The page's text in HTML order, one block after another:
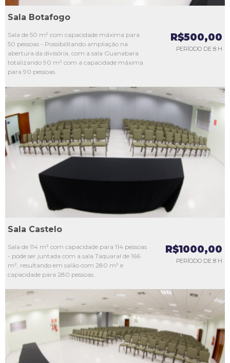
Sala Botafogo
Sala de 50 m² com capacidade máxima para
50 pessoas - Possibilitando ampliação na
abertura da divisória, com a sala Guanabara
totalizando 90 m² com a capacidade máxima
para 90 pessoas.
R$500,00
PERÍODO DE 8 H
L2
L3
L4
Sala Castelo
Sala de 114 m² com capacidade para 114 pessoas
- pode ser juntada com a sala Taquaral de 166
m², resultando em salão com 280 m² e
capacidade para 280 pessoas.
R$1000,00
PERÍODO DE 8 H
L3
L4